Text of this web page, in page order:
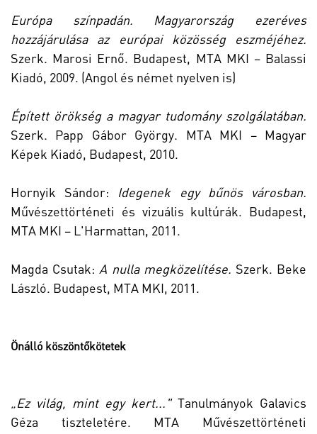
Európa színpadán. Magyarország ezeréves
hozzájárulása az európai közösség eszméjéhez.
Szerk. Marosi Ernő. Budapest, MTA MKI – Balassi
Kiadó, 2009. (Angol és német nyelven is)
Épített örökség a magyar tudomány szolgálatában.
Szerk. Papp Gábor György. MTA MKI – Magyar
Képek Kiadó, Budapest, 2010.
Hornyik Sándor: Idegenek egy bűnös városban.
Művészettörténeti és vizuális kultúrák. Budapest,
MTA MKI – L'Harmattan, 2011.
Magda Csutak: A nulla megközelítése. Szerk. Beke
László. Budapest, MTA MKI, 2011.
Önálló köszöntőkötetek
„Ez világ, mint egy kert..." Tanulmányok Galavics
Géza tiszteletére. MTA Művészettörténeti